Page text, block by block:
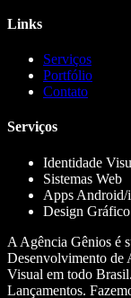
Links
Serviços
Portfólio
Contato
Serviços
Identidade
Sistemas Web
Apps Android/
Design Gráfico
A Agência Gênios é
Desenvolvimento de
Visual em todo
Lançamentos.